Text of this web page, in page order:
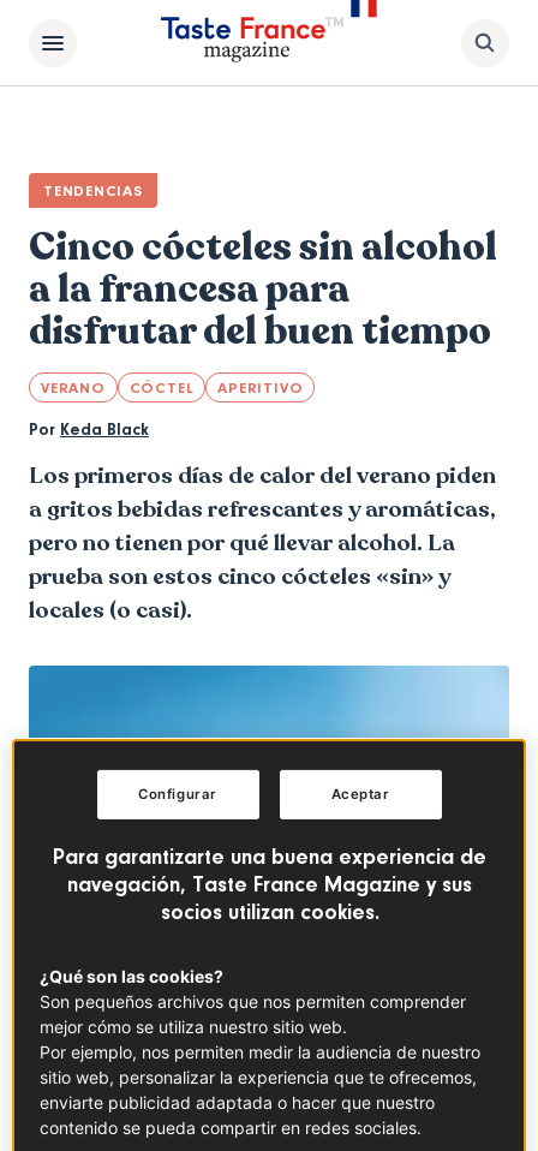
TENDENCIAS
Cinco cócteles sin alcohol
a la francesa para
disfrutar del buen tiempo
VERANO CÓCTEL APERITIVO
Por Keda Black
Los primeros días de calor del verano piden
a gritos bebidas refrescantes y aromáticas,
pero no tienen por qué llevar alcohol. La
prueba son estos cinco cócteles «sin» y
locales (o casi).
© ©Elena Medoks / EyeEm
En este artículo
Para garantizarte una buena experiencia de
navegación, Taste France Magazine y sus
socios utilizan cookies.
¿Qué son las cookies?
Son pequeños archivos que nos permiten comprender
mejor cómo se utiliza nuestro sitio web.
Por ejemplo, nos permiten medir la audiencia de nuestro
sitio web, personalizar la experiencia que te ofrecemos,
enviarte publicidad adaptada o hacer que nuestro
contenido se pueda compartir en redes sociales.
Aceptar
Configurar